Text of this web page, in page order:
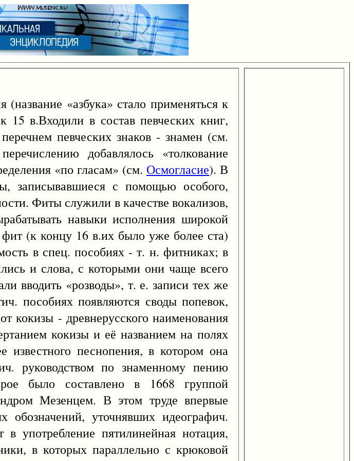
«азбука» стало применяться к
в.Входили в состав певческих книг,
певческих знаков - знамен (см.
добавлялось «толкование
«по гласам» (см. Осмогласие). В
записывавшиеся с помощью особого,
Фиты служили в качестве вокализов,
навыки исполнения широкой
(к концу 16 в.их было уже более ста)
в спец. пособиях - т. н. фитниках; в
и слова, с которыми они чаще всего
вводить «розводы», т. е. записи тех же
пособиях появляются своды попевок,
кокизы - древнерусского наименования
кокизы и её названием на полях
известного песнопения, в котором она
руководством по знаменному пению
было составлено в 1668 группой
Мезенцем. В этом труде впервые
обозначений, уточнявших идеографич.
употребление пятилинейная нотация,
в которых параллельно с крюковой